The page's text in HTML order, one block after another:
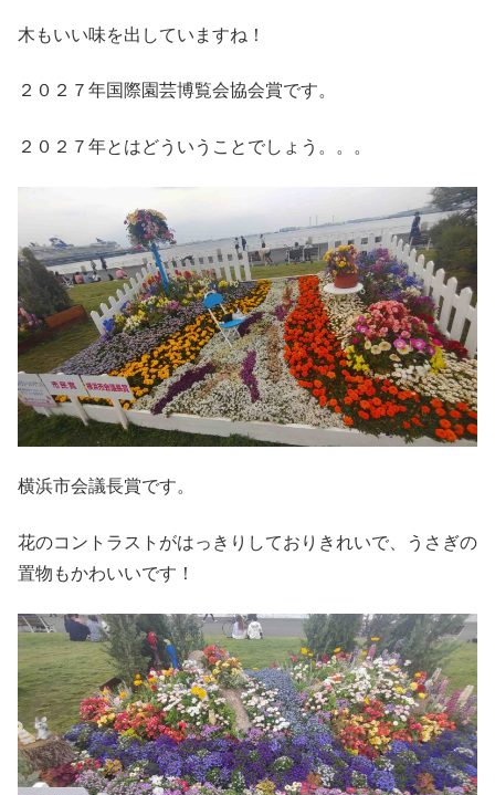
木もいい味を出していますね！
２０２７年国際園芸博覧会協会賞です。
２０２７年とはどういうことでしょう。。。
横浜市会議長賞です。
花のコントラストがはっきりしておりきれいで、うさぎの
置物もかわいいです！